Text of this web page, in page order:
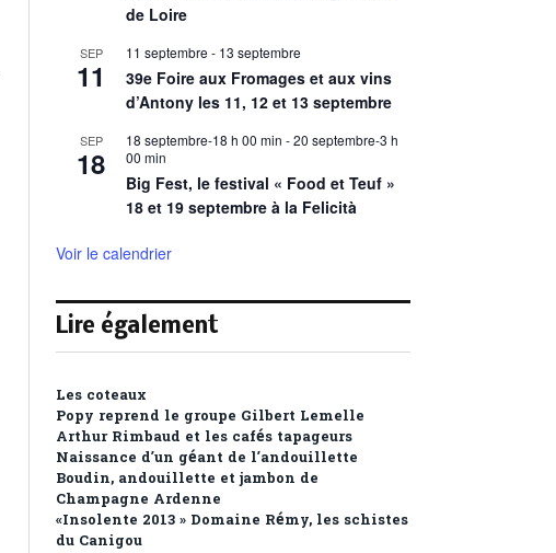
de Loire
SEP
11
11 septembre - 13 septembre
39e Foire aux Fromages et aux vins
d’Antony les 11, 12 et 13 septembre
SEP
18
18 septembre-18 h 00 min -20 septembre-3 h
00 min
Big Fest, le festival « Food et Teuf »
18 et 19 septembre à la Felicità
Voir le calendrier
Lire également
Les coteaux
Popy reprend le groupe Gilbert Lemelle
Arthur Rimbaud et les cafés tapageurs
Naissance d’un géant de l’andouillette
Boudin, andouillette et jambon de
Champagne Ardenne
«Insolente 2013 » Domaine Rémy, les schistes
du Canigou